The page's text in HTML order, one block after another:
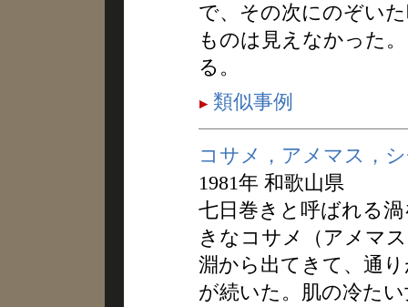
で、その次にのぞい
ものは見えなかった
る。
類似事例
コサメ，アメマス，
1981年 和歌山県
七日巻きと呼ばれる
きなコサメ（アメマ
淵から出てきて、通
が続いた。肌の冷た